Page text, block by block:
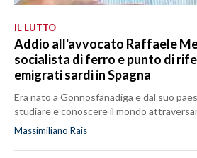
IL LUTTO
Addio all'avvocato Raffaele
socialista di ferro e punto di
emigrati sardi in Spagna
Era nato a Gonnosfanadiga e dal suo
studiare e conoscere il mondo
Massimiliano Rais